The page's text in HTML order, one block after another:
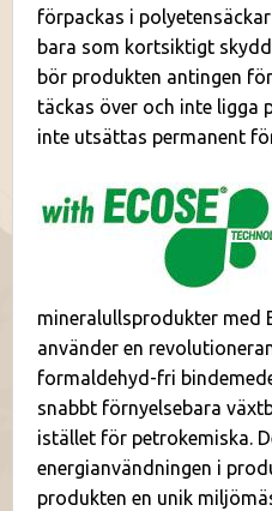
förpackas i
bara som kortsiktigt
bör produkten antingen
täckas över och inte ligga
inte utsättas permanent
mineralullsprodukter med
använder en
formaldehyd-fri
snabbt förnyelsebara
istället för petrokemiska.
energianvändningen i
produkten en unik